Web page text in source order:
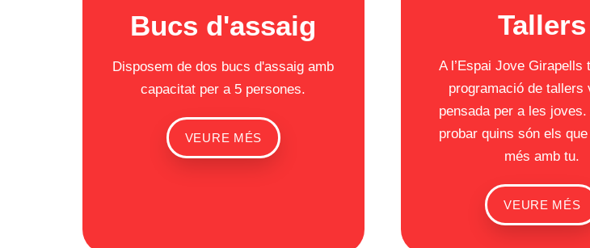
Bucs d'assaig
Disposem de dos bucs d'assaig amb
capacitat per a 5 persones.
VEURE MÉS
Tallers
A l’Espai Jove Girapells
programació de tallers
pensada per a les joves.
probar quins són els
més amb tu.
VEURE MÉS